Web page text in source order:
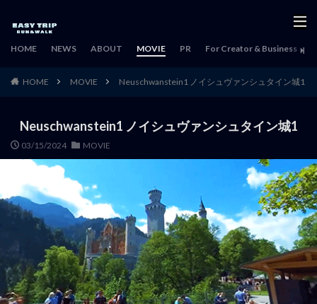
HOME NEWS ABOUT MOVIE PR For Creator & Business
HOME MOVIE Neuschwanstein1 ノイシュヴァンシュタイン城1
Neuschwanstein1 ノイシュヴァンシュタイン城1
03/15/2024 MOVIE